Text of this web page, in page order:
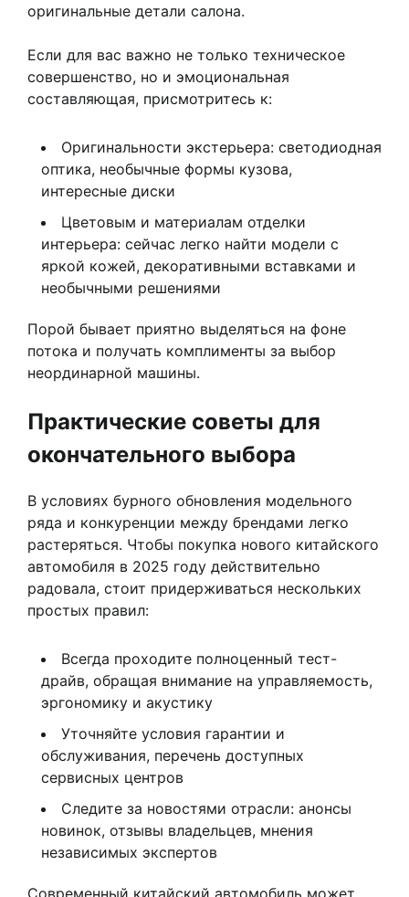
оригинальные детали салона.
Если для вас важно не только техническое
совершенство, но и эмоциональная
составляющая, присмотритесь к:
Оригинальности экстерьера: светодиодная
оптика, необычные формы кузова,
интересные диски
Цветовым и материалам отделки
интерьера: сейчас легко найти модели с
яркой кожей, декоративными вставками и
необычными решениями
Порой бывает приятно выделяться на фоне
потока и получать комплименты за выбор
неординарной машины.
Практические советы для
окончательного выбора
В условиях бурного обновления модельного
ряда и конкуренции между брендами легко
растеряться. Чтобы покупка нового китайского
автомобиля в 2025 году действительно
радовала, стоит придерживаться нескольких
простых правил:
Всегда проходите полноценный тест-
драйв, обращая внимание на управляемость,
эргономику и акустику
Уточняйте условия гарантии и
обслуживания, перечень доступных
сервисных центров
Следите за новостями отрасли: анонсы
новинок, отзывы владельцев, мнения
независимых экспертов